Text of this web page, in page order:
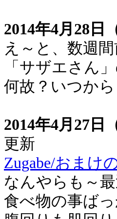
2014年4月28日
え～と、数週
「サザエさん
何故？いつか
2014年4月27日
更新
Zugabe/おまけ
なんやらも～
食べ物の事ば